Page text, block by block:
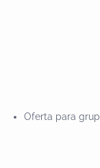
Oferta para